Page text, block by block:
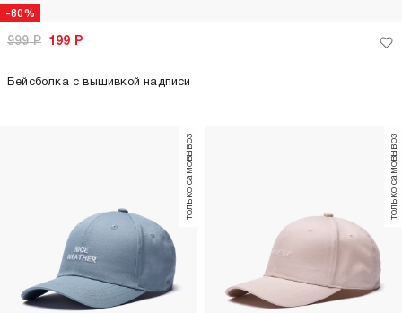
-80%
999Р 199 Р
Бейсболка с вышивкой надписи
только самовывоз только самовывоз